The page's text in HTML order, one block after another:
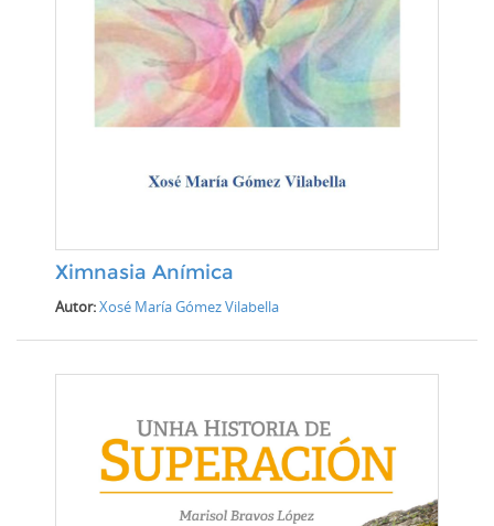
Ximnasia Anímica
Autor:Xosé María Gómez Vilabella